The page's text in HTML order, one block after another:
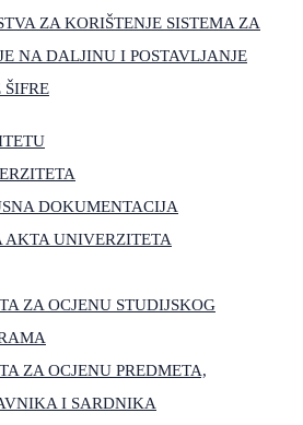
ZA KORIŠTENJE SISTEMA ZA
NA DALJINU I POSTAVLJANJE
DOKUMENTACIJA
AKTA UNIVERZITETA
ZA OCJENU STUDIJSKOG
ZA OCJENU PREDMETA,
I SARDNIKA